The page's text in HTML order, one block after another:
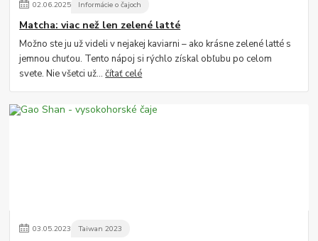
02.06.2025 Informácie o čajoch
Matcha: viac než len zelené latté
Možno ste ju už videli v nejakej kaviarni – ako krásne zelené latté s
jemnou chuťou. Tento nápoj si rýchlo získal obľubu po celom
svete. Nie všetci už...čítať celé
03.05.2023 Taiwan 2023